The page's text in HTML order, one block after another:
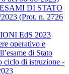
DI STATO
(Prot. n. 2726
EdS 2023
operativo e
di Stato
ciclo di istruzione -